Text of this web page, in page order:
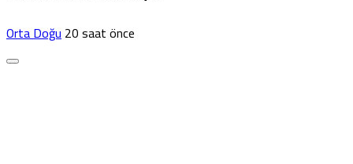
Orta Doğu20 saat önce